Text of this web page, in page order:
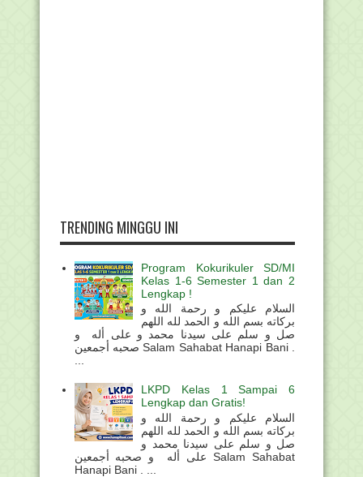
TRENDING MINGGU INI
Program Kokurikuler SD/MI
Kelas 1-6 Semester 1 dan 2
Lengkap !
السلام عليكم و رحمة الله و
بركاته بسم الله و الحمد لله اللهم
صل و سلم على سيدنا محمد و على أله و
صحبه أجمعين Salam Sahabat Hanapi Bani .
...
LKPD Kelas 1 Sampai 6
Lengkap dan Gratis!
السلام عليكم و رحمة الله و
بركاته بسم الله و الحمد لله اللهم
صل و سلم على سيدنا محمد و
على أله و صحبه أجمعين Salam Sahabat
Hanapi Bani . ...